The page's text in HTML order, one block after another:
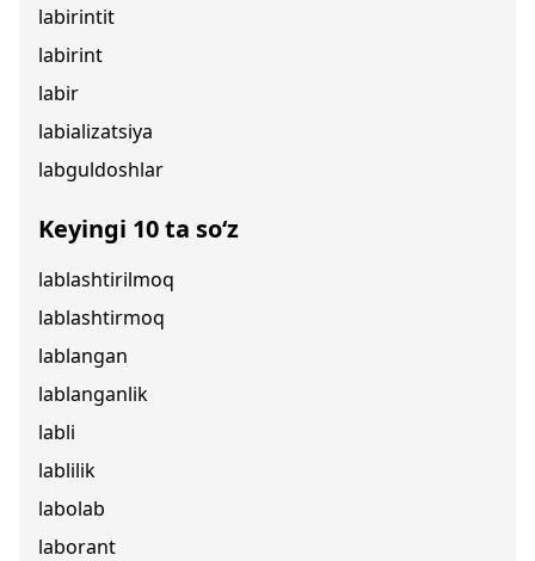
labirintit
labirint
labir
labializatsiya
labguldoshlar
Keyingi 10 ta so‘z
lablashtirilmoq
lablashtirmoq
lablangan
lablanganlik
labli
lablilik
labolab
laborant